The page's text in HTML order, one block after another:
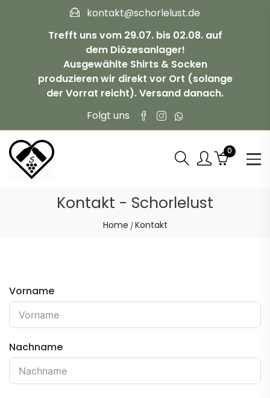
kontakt@schorlelust.de
Trefft uns vom 29.07. bis 02.08. auf
dem Diözesanlager!
Ausgewählte Shirts & Socken
produzieren wir direkt vor Ort (solange
der Vorrat reicht). Versand danach.
Folgt uns
0
Kontakt - Schorlelust
Home Kontakt
Vorname
Nachname